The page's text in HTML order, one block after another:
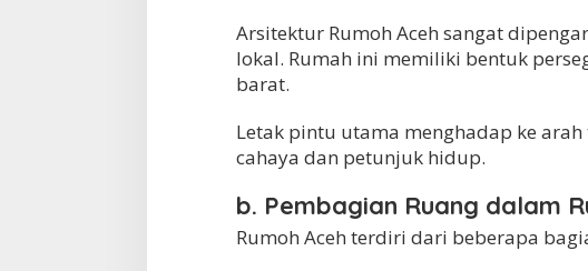
a
y
a
Arsitektur Rumoh Aceh sangat
lokal. Rumah ini memiliki bentuk
barat.
Letak pintu utama menghadap ke
cahaya dan petunjuk hidup.
b. Pembagian Ruang dalam
Rumoh Aceh terdiri dari beberapa